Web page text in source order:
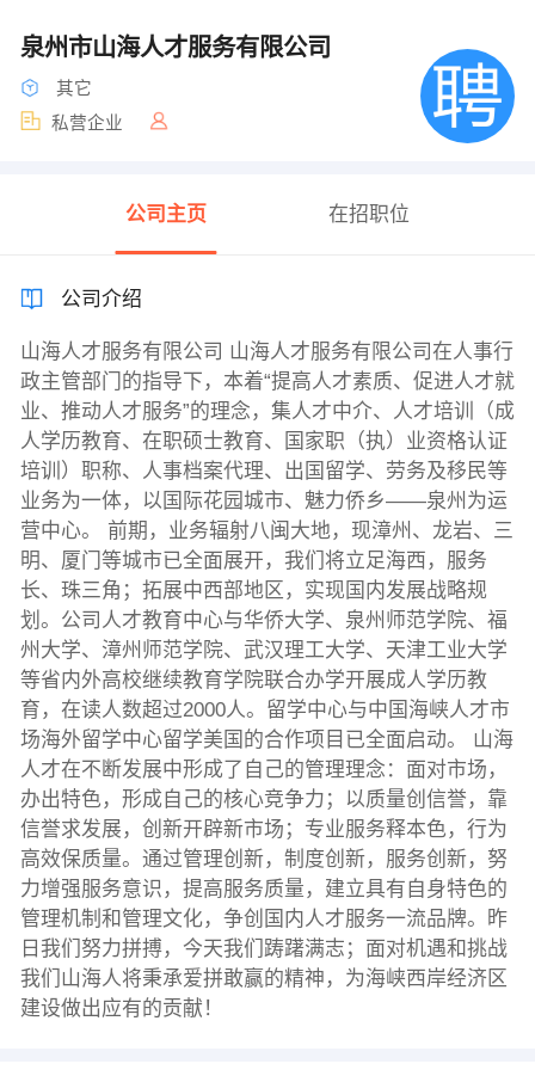
泉州市山海人才服务有限公司
其它
私营企业
公司主页 在招职位
公司介绍
山海人才服务有限公司 山海人才服务有限公司在人事行
政主管部门的指导下，本着“提高人才素质、促进人才就
业、推动人才服务”的理念，集人才中介、人才培训（成
人学历教育、在职硕士教育、国家职（执）业资格认证
培训）职称、人事档案代理、出国留学、劳务及移民等
业务为一体，以国际花园城市、魅力侨乡——泉州为运
营中心。 前期，业务辐射八闽大地，现漳州、龙岩、三
明、厦门等城市已全面展开，我们将立足海西，服务
长、珠三角；拓展中西部地区，实现国内发展战略规
划。公司人才教育中心与华侨大学、泉州师范学院、福
州大学、漳州师范学院、武汉理工大学、天津工业大学
等省内外高校继续教育学院联合办学开展成人学历教
育，在读人数超过2000人。留学中心与中国海峡人才市
场海外留学中心留学美国的合作项目已全面启动。 山海
人才在不断发展中形成了自己的管理理念：面对市场，
办出特色，形成自己的核心竞争力；以质量创信誉，靠
信誉求发展，创新开辟新市场；专业服务释本色，行为
高效保质量。通过管理创新，制度创新，服务创新，努
力增强服务意识，提高服务质量，建立具有自身特色的
管理机制和管理文化，争创国内人才服务一流品牌。昨
日我们努力拼搏，今天我们踌躇满志；面对机遇和挑战
我们山海人将秉承爱拼敢赢的精神，为海峡西岸经济区
建设做出应有的贡献！